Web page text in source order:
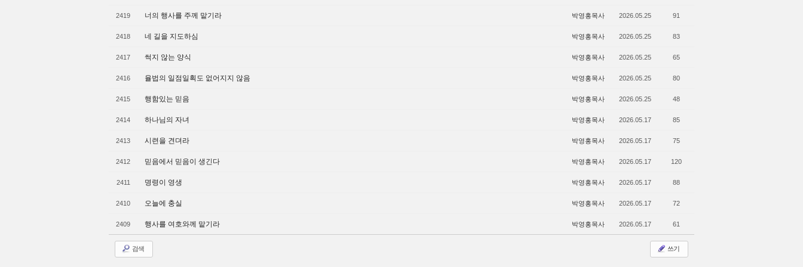
2419 너의 행사를 주께 맡기라 박영홍목사 2026.05.25 91
2418 네 길을 지도하심 박영홍목사 2026.05.25 83
2417 썩지 않는 양식 박영홍목사 2026.05.25 65
2416 율법의 일점일획도 없어지지 않음 박영홍목사 2026.05.25 80
2415 행함있는 믿음 박영홍목사 2026.05.25 48
2414 하나님의 자녀 박영홍목사 2026.05.17 85
2413 시련을 견뎌라 박영홍목사 2026.05.17 75
2412 믿음에서 믿음이 생긴다 박영홍목사 2026.05.17 120
2411 명령이 영생 박영홍목사 2026.05.17 88
2410 오늘에 충실 박영홍목사 2026.05.17 72
2409 행사를 여호와께 맡기라 박영홍목사 2026.05.17 61
검색 쓰기